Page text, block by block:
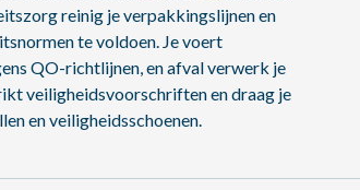
reinig je verpakkingslijnen en
te voldoen. Je voert
QO-richtlijnen, en afval verwerk je
veiligheidsvoorschriften en draag je
en veiligheidsschoenen.